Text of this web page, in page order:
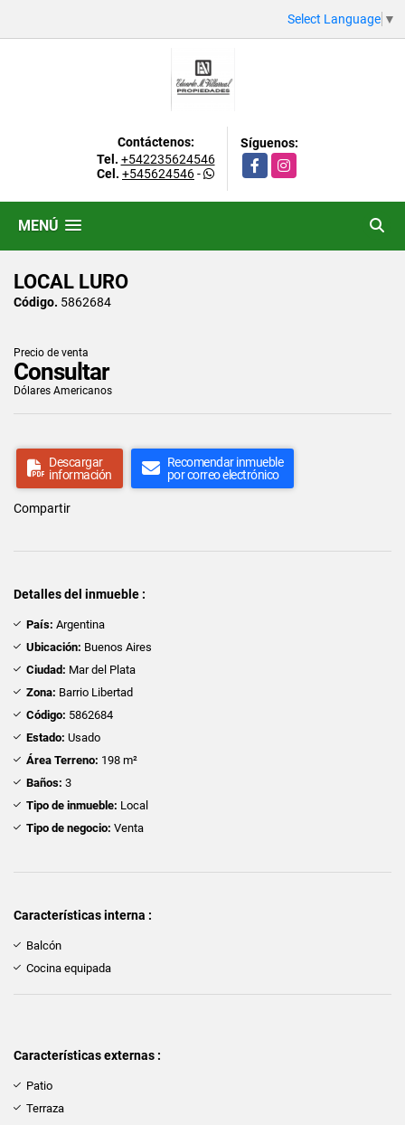
Select Language ▼
Contáctenos:
Tel. +542235624546
Cel. +545624546-
Síguenos:
FacebookInstagram
MENÚ
LOCAL LURO
Código. 5862684
Precio de venta
Consultar
Dólares Americanos
Descargar
información
Recomendar inmueble
por correo electrónico
Compartir
Detalles del inmueble :
País: Argentina
Ubicación: Buenos Aires
Ciudad: Mar del Plata
Zona: Barrio Libertad
Código: 5862684
Estado: Usado
Área Terreno: 198 m²
Baños: 3
Tipo de inmueble: Local
Tipo de negocio: Venta
Características interna :
Balcón
Cocina equipada
Características externas :
Patio
Terraza